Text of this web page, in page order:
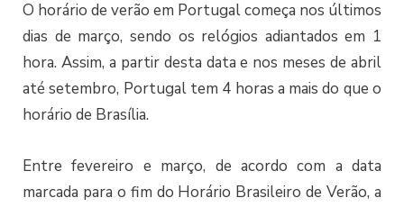
O horário de verão em Portugal começa nos últimos
dias de março, sendo os relógios adiantados em 1
hora. Assim, a partir desta data e nos meses de abril
até setembro, Portugal tem 4 horas a mais do que o
horário de Brasília.
Entre fevereiro e março, de acordo com a data
marcada para o fim do Horário Brasileiro de Verão, a